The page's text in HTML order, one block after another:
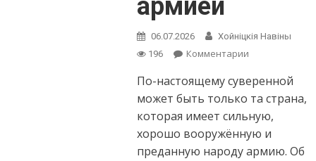
армией
06.07.2026
Хойнiцкiя Навiны
196
Комментарииon
Лукашенко:
по-
настоящему
суверенной
может
быть
По-настоящему суверенной
может быть только та страна,
которая имеет сильную,
хорошо вооружённую и
преданную народу армию. Об